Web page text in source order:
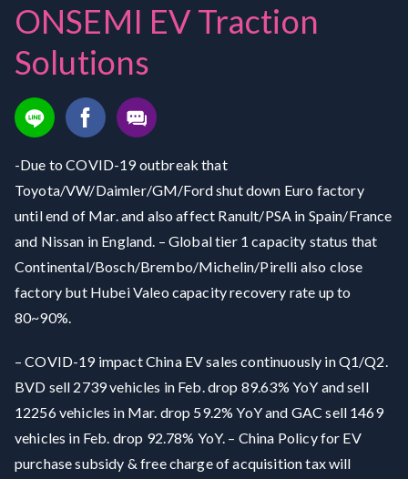
ONSEMI EV Traction
Solutions
-Due to COVID-19 outbreak that
Toyota/VW/Daimler/GM/Ford shut down Euro factory
until end of Mar. and also affect Ranult/PSA in Spain/France
and Nissan in England. – Global tier 1 capacity status that
Continental/Bosch/Brembo/Michelin/Pirelli also close
factory but Hubei Valeo capacity recovery rate up to
80~90%.
– COVID-19 impact China EV sales continuously in Q1/Q2.
BVD sell 2739 vehicles in Feb. drop 89.63% YoY and sell
12256 vehicles in Mar. drop 59.2% YoY and GAC sell 1469
vehicles in Feb. drop 92.78% YoY. – China Policy for EV
purchase subsidy & free charge of acquisition tax will